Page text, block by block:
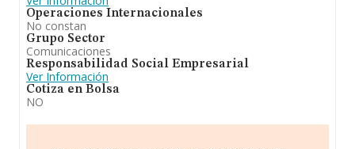
Operaciones Internacionales
No constan
Grupo Sector
Comunicaciones
Responsabilidad Social Empresarial
Ver Información
Cotiza en Bolsa
NO